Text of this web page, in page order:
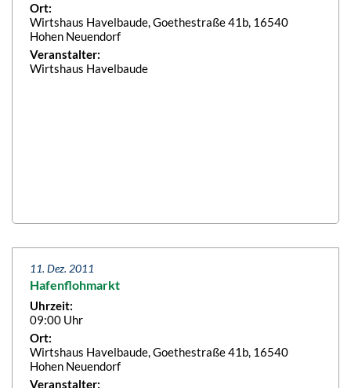
Ort:
Wirtshaus Havelbaude, Goethestraße 41b, 16540
Hohen Neuendorf
Veranstalter:
Wirtshaus Havelbaude
11. Dez. 2011
Hafenflohmarkt
Uhrzeit:
09:00 Uhr
Ort:
Wirtshaus Havelbaude, Goethestraße 41b, 16540
Hohen Neuendorf
Veranstalter: